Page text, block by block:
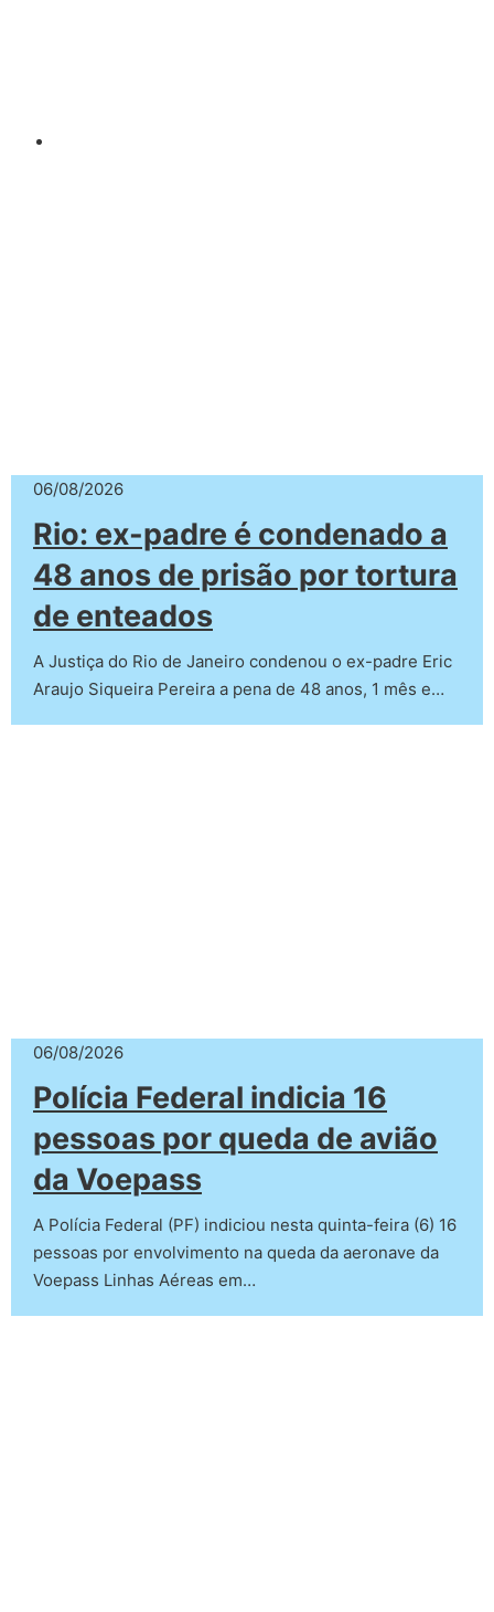
06/08/2026
Rio: ex-padre é condenado a
48 anos de prisão por tortura
de enteados
A Justiça do Rio de Janeiro condenou o ex-padre Eric
Araujo Siqueira Pereira a pena de 48 anos, 1 mês e…
06/08/2026
Polícia Federal indicia 16
pessoas por queda de avião
da Voepass
A Polícia Federal (PF) indiciou nesta quinta-feira (6) 16
pessoas por envolvimento na queda da aeronave da
Voepass Linhas Aéreas em…